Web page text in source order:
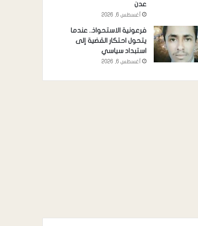
عدن
أغسطس 6, 2026
فرعونية الاستحواذ.. عندما
يتحول احتكار القضية إلى
استبداد سياسي
أغسطس 6, 2026